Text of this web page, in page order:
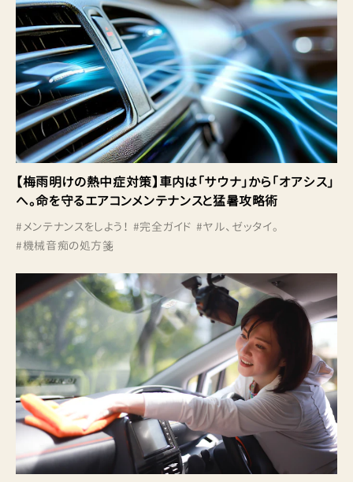
【梅雨明けの熱中症対策】車内は「サウナ」から「オアシス」
へ。命を守るエアコンメンテナンスと猛暑攻略術
#メンテナンスをしよう！ #完全ガイド #ヤル、ゼッタイ。
#機械音痴の処方箋